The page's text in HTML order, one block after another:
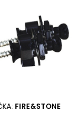
FIRE&STONE